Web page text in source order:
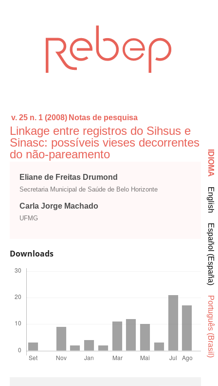
v. 25 n. 1 (2008) Notas de pesquisa
Linkage entre registros do Sihsus e
Sinasc: possíveis vieses decorrentes
do não-pareamento
Eliane de Freitas Drumond
Secretaria Municipal de Saúde de Belo Horizonte
Carla Jorge Machado
UFMG
Downloads
IDIOMA
English
Español (España)
Português (Brasil)